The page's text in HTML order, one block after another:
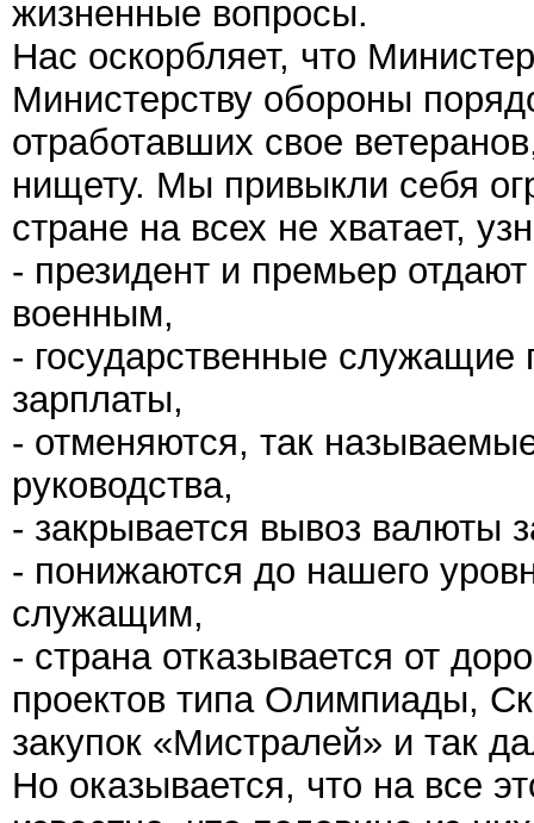
жизненные вопросы.
Нас оскорбляет, что
Министерству обороны
отработавших свое
нищету. Мы привыкли себя
стране на всех не хватает,
- президент и премьер
военным,
- государственные
зарплаты,
- отменяются, так
руководства,
- закрывается вывоз валюты
- понижаются до нашего
служащим,
- страна отказывается от
проектов типа Олимпиады,
закупок «Мистралей» и так
Но оказывается, что на все